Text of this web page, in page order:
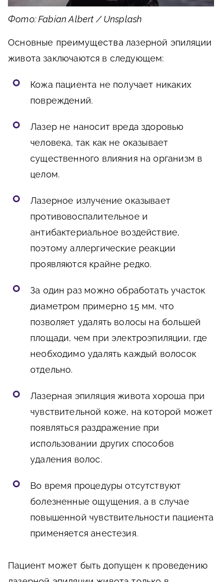
Фото: Fabian Albert / Unsplash
Основные преимущества лазерной эпиляции
живота заключаются в следующем:
Кожа пациента не получает никаких
повреждений.
Лазер не наносит вреда здоровью
человека, так как не оказывает
существенного влияния на организм в
целом.
Лазерное излучение оказывает
противовоспалительное и
антибактериальное воздействие,
поэтому аллергические реакции
проявляются крайне редко.
За один раз можно обработать участок
диаметром примерно 15 мм, что
позволяет удалять волосы на большей
площади, чем при электроэпиляции, где
необходимо удалять каждый волосок
отдельно.
Лазерная эпиляция живота хороша при
чувствительной коже, на которой может
появляться раздражение при
использовании других способов
удаления волос.
Во время процедуры отсутствуют
болезненные ощущения, а в случае
повышенной чувствительности пациента
применяется анестезия.
Пациент может быть допущен к проведению